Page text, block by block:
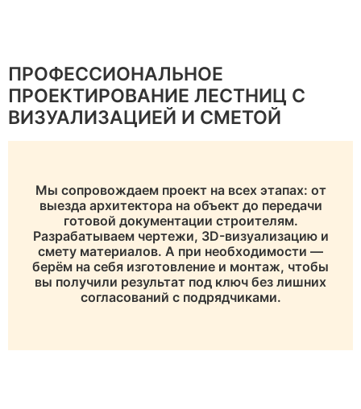
ПРОФЕССИОНАЛЬНОЕ
ПРОЕКТИРОВАНИЕ ЛЕСТНИЦ С
ВИЗУАЛИЗАЦИЕЙ И СМЕТОЙ
Мы сопровождаем проект на всех этапах: от
выезда архитектора на объект до передачи
готовой документации строителям.
Разрабатываем чертежи, 3D-визуализацию и
смету материалов. А при необходимости —
берём на себя изготовление и монтаж, чтобы
вы получили результат под ключ без лишних
согласований с подрядчиками.